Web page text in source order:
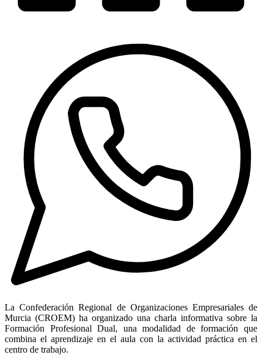
La Confederación Regional de Organizaciones Empresariales de
Murcia (CROEM) ha organizado una charla informativa sobre la
Formación Profesional Dual, una modalidad de formación que
combina el aprendizaje en el aula con la actividad práctica en el
centro de trabajo.